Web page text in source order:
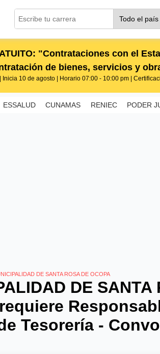
"Contrataciones con el
de bienes, servicios y
Inicia 10 de agosto | Horario 07:00 - 10:00 pm |
ESSALUD CUNAMAS RENIEC PODER
DE SANTA ROSA DE OCOPA
DE SANTA
Tesorería -